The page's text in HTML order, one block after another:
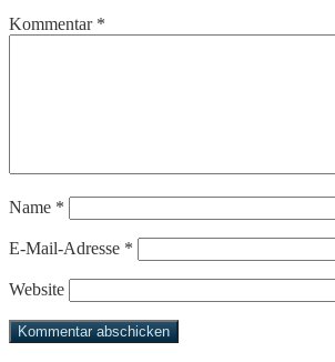
Kommentar *
Name *
E-Mail-Adresse *
Website